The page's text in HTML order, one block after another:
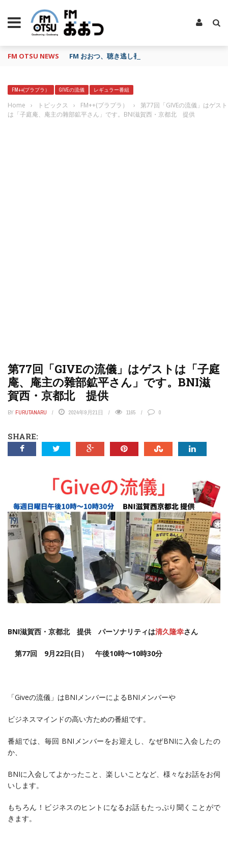
FM OTSU NEWS FM おおつ、聴き逃し番組配信サービス「shelfs」
FM++(プラプラ） GIVEの流儀 レギュラー番組
Home › トピックス › FM++(プラプラ） ›
第77回「GIVEの流儀」はゲスト
は「子庭庵、庵主の雜部鉱平さん」です。BNI滋賀西・京都北 提供
第77回「GIVEの流儀」はゲストは「子庭
庵、庵主の雜部鉱平さん」です。BNI滋
賀西・京都北 提供
BY FURUTANARU 2024年9月21日 1165 0
SHARE:
BNI滋賀西・京都北 提供 パーソナリティは清久隆幸さん
第77回 9月22日(日） 午後10時〜10時30分
「Giveの流儀」はBNIメンバーによるBNIメンバーや
ビジネスマインドの高い方ための番組です。
番組では、毎回 BNIメンバーをお迎えし、なぜBNIに入会したの
か、
BNIに入会してよかったこと、楽しいことなど、様々なお話をお伺
いします。
もちろん！ビジネスのヒントになるお話もたっぷり聞くことがで
きます。